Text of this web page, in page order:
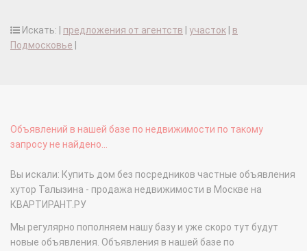
Искать: | предложения от агентств участок
в
Подмосковье
Объявлений в нашей базе по недвижимости по такому
запросу не найдено...
Вы искали: Купить дом без посредников частные объявления
хутор Талызина - продажа недвижимости в Москве на
КВАРТИРАНТ.РУ
Мы регулярно пополняем нашу базу и уже скоро тут будут
новые объявления. Объявления в нашей базе по